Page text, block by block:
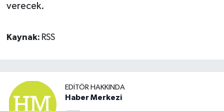
verecek.
Kaynak: RSS
EDITÖR HAKKINDA
Haber Merkezi